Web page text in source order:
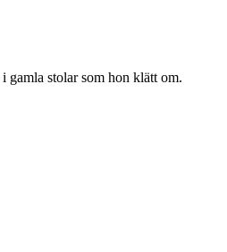
gamla stolar som hon klätt om.